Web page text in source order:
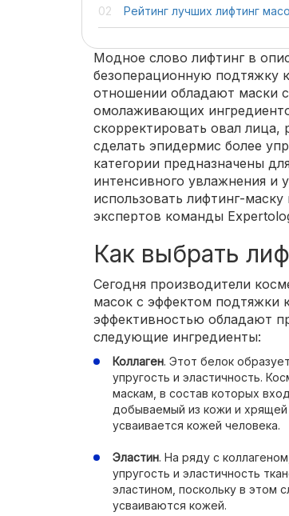
Рейтинг лучших лифтинг
Модное слово лифтинг в
безоперационную подтяжку
отношении обладают маски
омолаживающих
скорректировать овал
сделать эпидермис более
категории предназначены
интенсивного увлажнения и
использовать лифтинг-
экспертов команды
Как выбрать
Сегодня производители
масок с эффектом подтяжки
эффективностью обладают
следующие ингредиенты:
Коллаген. Этот белок
упругость и эластичность.
маскам, в состав которых
добываемый из кожи и хрящей
усваивается кожей человека.
Эластин. На ряду с
упругость и эластичность
эластином, поскольку в этом
усваиваются кожей.